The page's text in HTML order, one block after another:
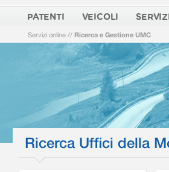
PATENTI VEICOLI
Servizi online // Ricerca e Gestione UMC
Ricerca Uffici della